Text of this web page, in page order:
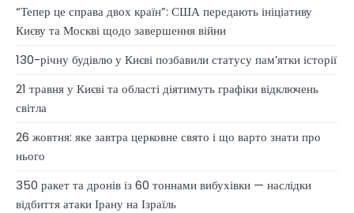
“Тепер це справа двох країн”: США передають ініціативу
Києву та Москві щодо завершення війни
130-річну будівлю у Києві позбавили статусу памʼятки історії
21 травня у Києві та області діятимуть графіки відключень
світла
26 жовтня: яке завтра церковне свято і що варто знати про
нього
350 ракет та дронів із 60 тоннами вибухівки — наслідки
відбиття атаки Ірану на Ізраїль